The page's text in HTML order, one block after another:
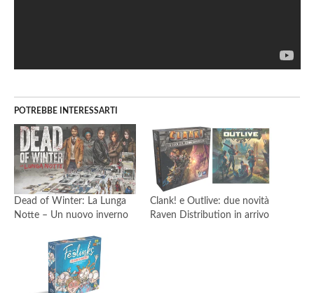
POTREBBE INTERESSARTI
Dead of Winter: La Lunga
Notte – Un nuovo inverno
Clank! e Outlive: due novità
Raven Distribution in arrivo